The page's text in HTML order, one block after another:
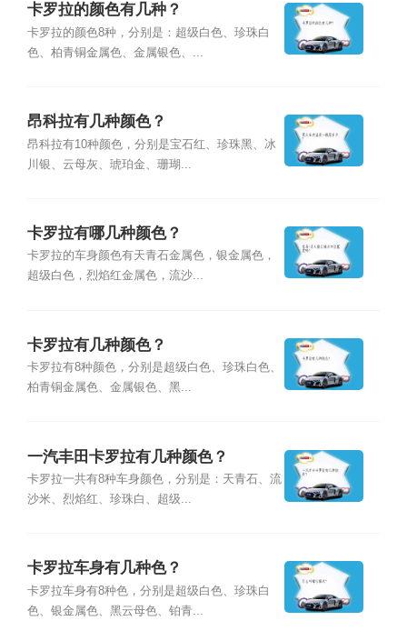
卡罗拉的颜色有几种？
卡罗拉的颜色8种，分别是：超级白色、珍珠白
色、柏青铜金属色、金属银色、...
昂科拉有几种颜色？
昂科拉有10种颜色，分别是宝石红、珍珠黑、冰
川银、云母灰、琥珀金、珊瑚...
卡罗拉有哪几种颜色？
卡罗拉的车身颜色有天青石金属色，银金属色，
超级白色，烈焰红金属色，流沙...
卡罗拉有几种颜色？
卡罗拉有8种颜色，分别是超级白色、珍珠白色、
柏青铜金属色、金属银色、黑...
一汽丰田卡罗拉有几种颜色？
卡罗拉一共有8种车身颜色，分别是：天青石、流
沙米、烈焰红、珍珠白、超级...
卡罗拉车身有几种色？
卡罗拉车身有8种色，分别是超级白色、珍珠白
色、银金属色、黑云母色、铂青...